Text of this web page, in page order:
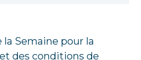
la Semaine pour la
des conditions de